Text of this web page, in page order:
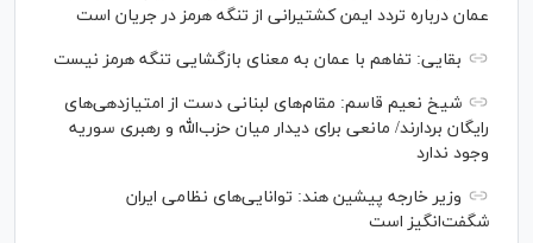
عمان درباره تردد ایمن کشتیرانی از تنگه هرمز در جریان است
بقایی: تفاهم با عمان به معنای بازگشایی تنگه هرمز نیست
شیخ نعیم قاسم: مقام‌های لبنانی دست از امتیازدهی‌های
رایگان بردارند/ مانعی برای دیدار میان حزب‌الله و رهبری سوریه
وجود ندارد
وزیر خارجه پیشین هند: توانایی‌های نظامی ایران
شگفت‌انگیز است